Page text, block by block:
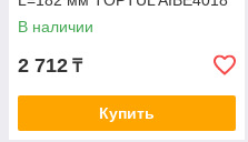
В наличии
2 712 ₸
Купить